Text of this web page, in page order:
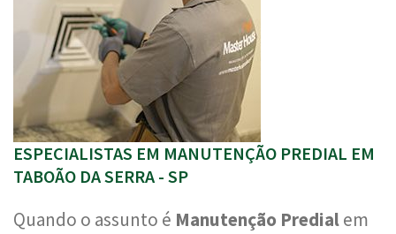
ESPECIALISTAS EM MANUTENÇÃO PREDIAL EM
TABOÃO DA SERRA - SP
Quando o assunto é Manutenção Predialem